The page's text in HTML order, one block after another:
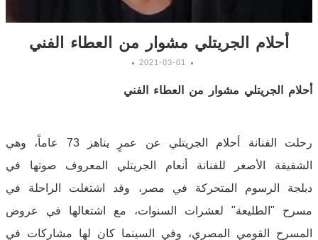
أحلام الجريتلي مشوار من العطاء الفني
2021-03-01
أحلام الجريتلي مشوار من العطاء الفني
رحلت الفنانة أحلام الجريتلي عن عمرٍ يناهز 73 عاماً، وهي
الشقيقة الأصغر للفنانة أنعام الجريتلي المعروف صوتها في
دبلجة الرسوم المتحركة في مصر، وقد اشتغلت الراحلة في
مسرح "الطليعة" لعشرات السنوات، مع اشتغالها في عروض
المسرح القومي المصري، وفي السينما كان لها مشاركات في